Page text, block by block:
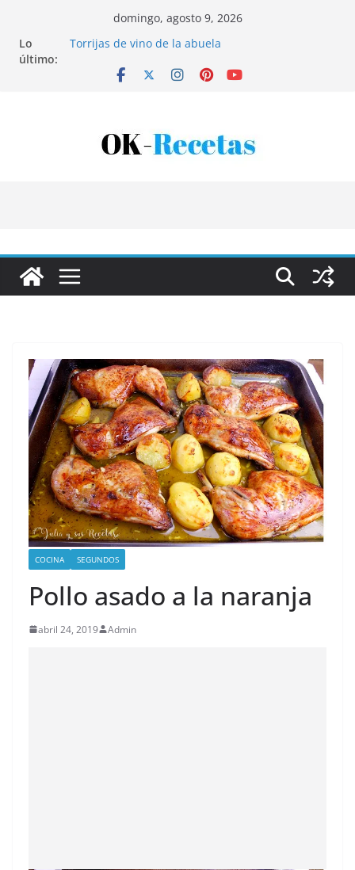
contenido
domingo, agosto 9, 2026
Lo
último:
Torrijas de vino de la abuela
Bandeja de pescaíto frito
COCINA SEGUNDOS
Pollo asado a la naranja
abril 24, 2019 Admin